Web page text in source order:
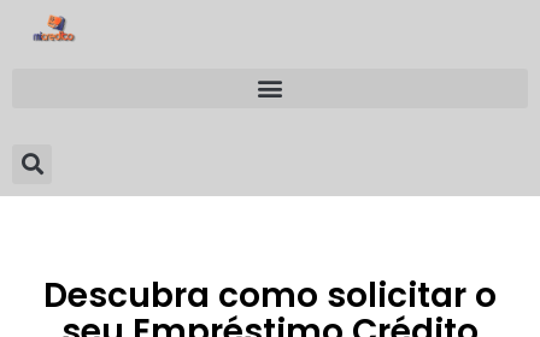
Descubra como solicitar o